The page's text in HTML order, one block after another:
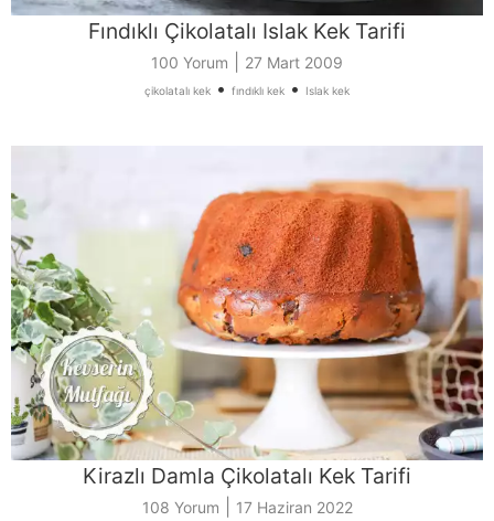
Fındıklı Çikolatalı Islak Kek Tarifi
100 Yorum 27 Mart 2009
çikolatalı kek • fındıklı kek • Islak kek
Kirazlı Damla Çikolatalı Kek Tarifi
108 Yorum 17 Haziran 2022